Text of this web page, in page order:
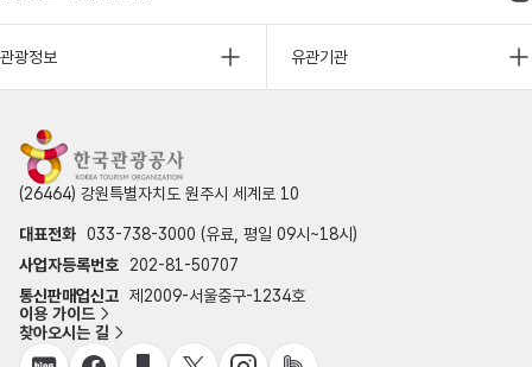
관광정보 유관기관
(26464) 강원특별자치도 원주시 세계로 10
대표전화 033-738-3000 (유료, 평일 09시~18시)
사업자등록번호
202-81-50707
통신판매업신고 제2009-서울중구-1234호
이용 가이드
찾아오시는 길